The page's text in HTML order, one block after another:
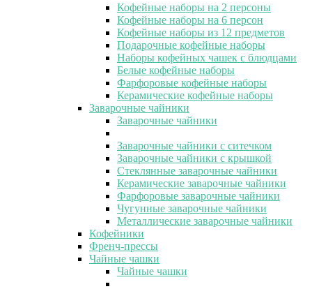
Кофейные наборы на 2 персоны
Кофейные наборы на 6 персон
Кофейные наборы из 12 предметов
Подарочные кофейные наборы
Наборы кофейных чашек с блюдцами
Белые кофейные наборы
Фарфоровые кофейные наборы
Керамические кофейные наборы
Заварочные чайники
Заварочные чайники
Заварочные чайники с ситечком
Заварочные чайники с крышкой
Стеклянные заварочные чайники
Керамические заварочные чайники
Фарфоровые заварочные чайники
Чугунные заварочные чайники
Металлические заварочные чайники
Кофейники
Френч-прессы
Чайные чашки
Чайные чашки